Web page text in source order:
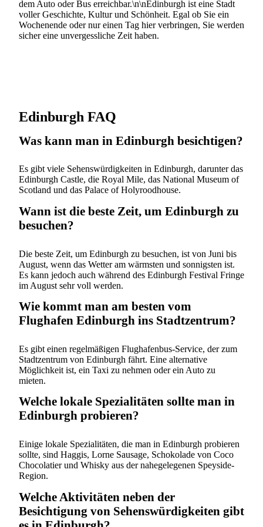
dem Auto oder Bus erreichbar.\n\nEdinburgh ist eine Stadt
voller Geschichte, Kultur und Schönheit. Egal ob Sie ein
Wochenende oder nur einen Tag hier verbringen, Sie werden
sicher eine unvergessliche Zeit haben.
Edinburgh FAQ
Was kann man in Edinburgh besichtigen?
Es gibt viele Sehenswürdigkeiten in Edinburgh, darunter das
Edinburgh Castle, die Royal Mile, das National Museum of
Scotland und das Palace of Holyroodhouse.
Wann ist die beste Zeit, um Edinburgh zu
besuchen?
Die beste Zeit, um Edinburgh zu besuchen, ist von Juni bis
August, wenn das Wetter am wärmsten und sonnigsten ist.
Es kann jedoch auch während des Edinburgh Festival Fringe
im August sehr voll werden.
Wie kommt man am besten vom
Flughafen Edinburgh ins Stadtzentrum?
Es gibt einen regelmäßigen Flughafenbus-Service, der zum
Stadtzentrum von Edinburgh fährt. Eine alternative
Möglichkeit ist, ein Taxi zu nehmen oder ein Auto zu
mieten.
Welche lokale Spezialitäten sollte man in
Edinburgh probieren?
Einige lokale Spezialitäten, die man in Edinburgh probieren
sollte, sind Haggis, Lorne Sausage, Schokolade von Coco
Chocolatier und Whisky aus der nahegelegenen Speyside-
Region.
Welche Aktivitäten neben der
Besichtigung von Sehenswürdigkeiten gibt